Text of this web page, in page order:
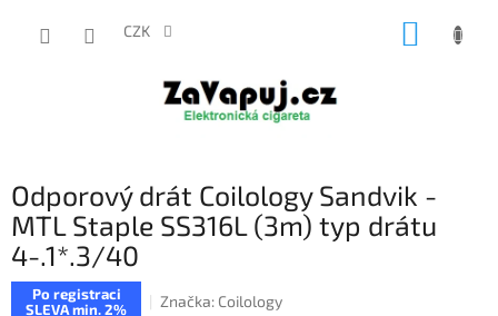
CZK
Odporový drát Coilology Sandvik -
MTL Staple SS316L (3m) typ drátu
4-.1*.3/40
Po registraci
SLEVA min. 2%
Značka: Coilology